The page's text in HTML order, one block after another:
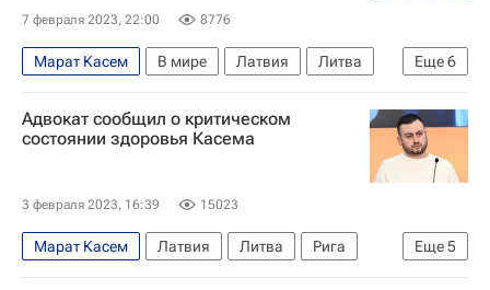
7 февраля 2023, 22:00 8776
Еще6
Марат Касем В мире Латвия
Литва
Сергей Беляев
Задержание шеф-редактора Sputnik Литва Касема
Россия
Sputnik
Адвокат сообщил о критическом
состоянии здоровья Касема
3 февраля 2023, 16:39 15023
Еще5
Марат Касем Латвия Литва
Рига
Задержание шеф-редактора Sputnik Литва Касема